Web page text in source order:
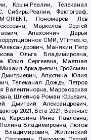
Крым.Реалии, Телеканал
Фактограф,
ORIENT, Пономарев Лев
Маркелов Сергей
Апахончич Дарья
СМИ, VTimes.io,
Маняхин Петр
Ольга Владимировна,
Юлия Сергеевна, Маетная
Аркадьевич, Гройсман
Апухтина Юлия
Телеканал Дождь, Петров
Валентиновна, Мароховская
Шлейнов Роман Юрьевич,
Дмитрий Александрович,
2021, Вега 2021, Важные
Карезина Инна Павловна,
Владимировна, Лютов
Жилинский